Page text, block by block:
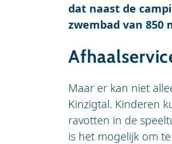
dat naast de
zwembad van 850
Maar er kan niet
Kinzigtal. Kinderen
ravotten in de
is het mogelijk om